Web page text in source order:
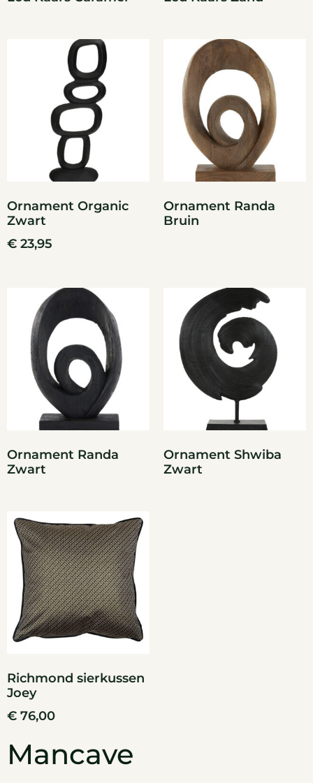
Ornament Organic
Zwart
€ 23,95
Ornament Randa
Bruin
Ornament Randa
Zwart
Ornament Shwiba
Zwart
Richmond sierkussen
Joey
€ 76,00
Mancave